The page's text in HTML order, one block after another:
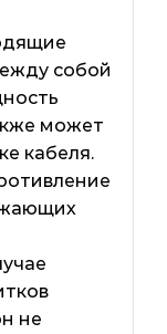
собой
может
кабеля.
не